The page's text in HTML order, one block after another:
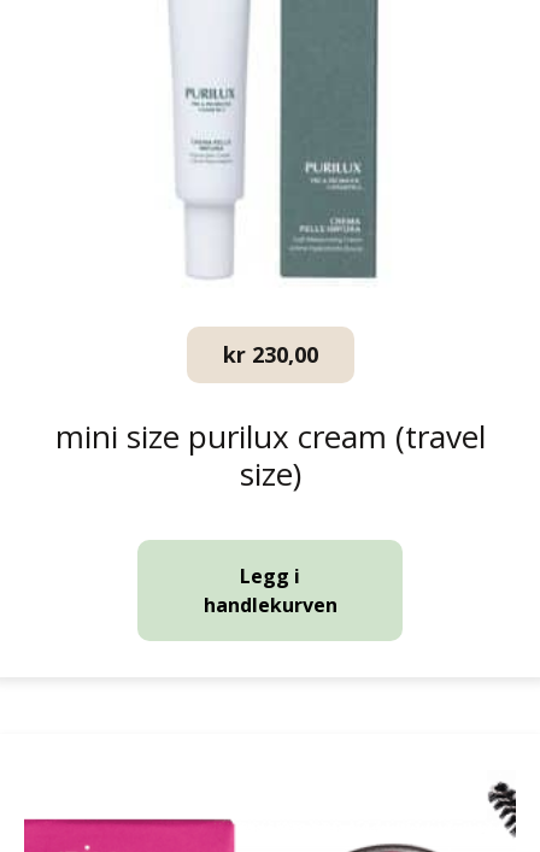
kr230,00
mini size purilux cream (travel
size)
Legg i
handlekurven